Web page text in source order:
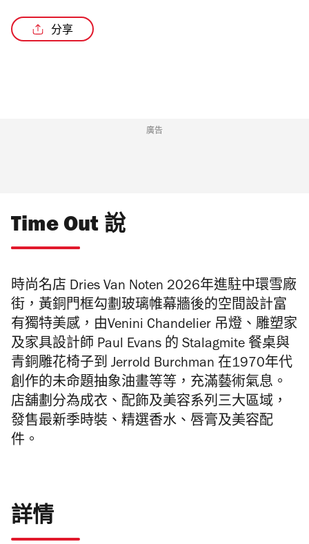
分享
廣告
Time Out 說
時尚名店 Dries Van Noten 2026年進駐中環雪廠
街， 黃銅門框勾劃玻璃帷幕牆後的空間設計富
有獨特美感，由Venini Chandelier 吊燈、雕塑家
及家具設計師 Paul Evans 的 Stalagmite 餐桌與
青銅雕花椅子到 Jerrold Burchman 在1970年代
創作的未命題抽象油畫等等，充滿藝術氣息。
店舖劃分為成衣、配飾及美容系列三大區域，
發售最新季時裝、精選香水、唇膏及美容配
件。
詳情